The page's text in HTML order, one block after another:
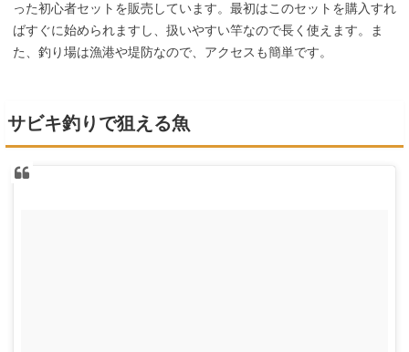
った初心者セットを販売しています。最初はこのセットを購入すれ
ばすぐに始められますし、扱いやすい竿なので長く使えます。ま
た、釣り場は漁港や堤防なので、アクセスも簡単です。
サビキ釣りで狙える魚